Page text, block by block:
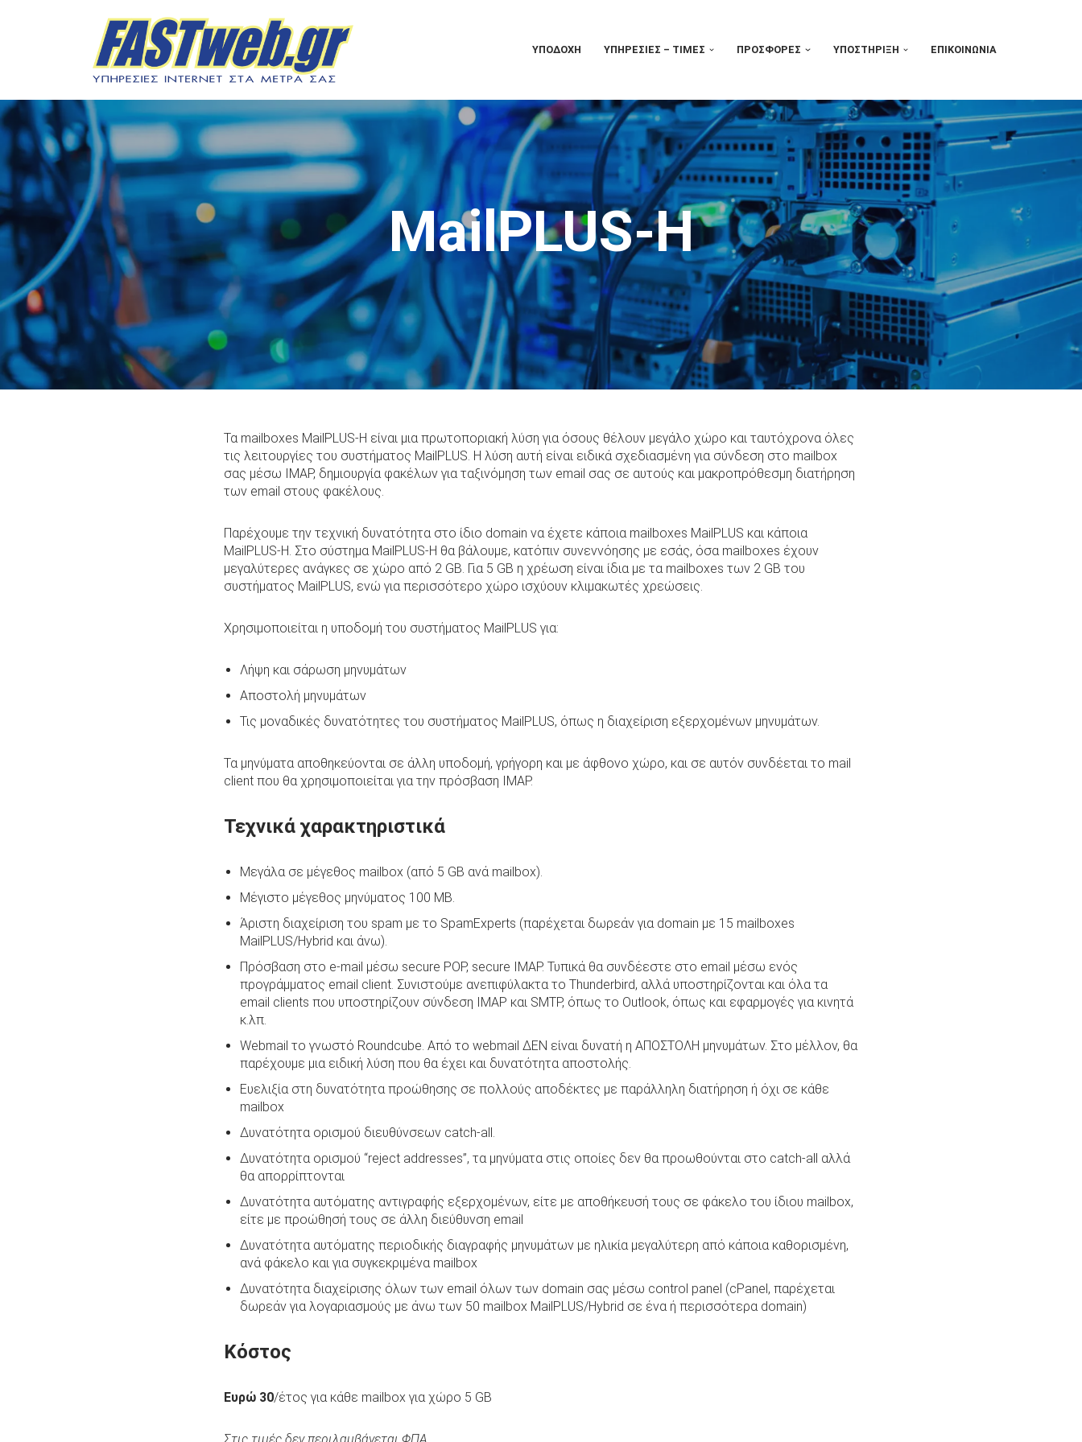
ΥΠΟΔΟΧΉ ΥΠΗΡΕΣΊΕΣ – ΤΙΜΈΣ ΠΡΟΣΦΟΡΈΣ ΥΠΟΣΤΉΡΙΞΗ ΕΠΙΚΟΙΝΩΝΊΑ
MailPLUS-H
Τα mailboxes MailPLUS-H είναι μια πρωτοποριακή λύση για όσους θέλουν μεγάλο χώρο και ταυτόχρονα όλες
τις λειτουργίες του συστήματος MailPLUS. Η λύση αυτή είναι ειδικά σχεδιασμένη για σύνδεση στο mailbox
σας μέσω IMAP, δημιουργία φακέλων για ταξινόμηση των email σας σε αυτούς και μακροπρόθεσμη διατήρηση
των email στους φακέλους.
Παρέχουμε την τεχνική δυνατότητα στο ίδιο domain να έχετε κάποια mailboxes MailPLUS και κάποια
MailPLUS-H. Στο σύστημα MailPLUS-H θα βάλουμε, κατόπιν συνεννόησης με εσάς, όσα mailboxes έχουν
μεγαλύτερες ανάγκες σε χώρο από 2 GB. Για 5 GB η χρέωση είναι ίδια με τα mailboxes των 2 GB του
συστήματος MailPLUS, ενώ για περισσότερο χώρο ισχύουν κλιμακωτές χρεώσεις.
Χρησιμοποιείται η υποδομή του συστήματος MailPLUS για:
Λήψη και σάρωση μηνυμάτων
Αποστολή μηνυμάτων
Τις μοναδικές δυνατότητες του συστήματος MailPLUS, όπως η διαχείριση εξερχομένων μηνυμάτων.
Τα μηνύματα αποθηκεύονται σε άλλη υποδομή, γρήγορη και με άφθονο χώρο, και σε αυτόν συνδέεται το mail
client που θα χρησιμοποιείται για την πρόσβαση IMAP.
Τεχνικά χαρακτηριστικά
Μεγάλα σε μέγεθος mailbox (από 5 GB ανά mailbox).
Μέγιστο μέγεθος μηνύματος 100 ΜΒ.
Άριστη διαχείριση του spam με το SpamExperts (παρέχεται δωρεάν για domain με 15 mailboxes
MailPLUS/Hybrid και άνω).
Πρόσβαση στο e-mail μέσω secure POP, secure IMAP. Τυπικά θα συνδέεστε στο email μέσω ενός
προγράμματος email client. Συνιστούμε ανεπιφύλακτα το Thunderbird, αλλά υποστηρίζονται και όλα τα
email clients που υποστηρίζουν σύνδεση IMAP και SMTP, όπως το Outlook, όπως και εφαρμογές για κινητά
κ.λπ.
Webmail το γνωστό Roundcube. Από το webmail ΔΕΝ είναι δυνατή η ΑΠΟΣΤΟΛΗ μηνυμάτων. Στο μέλλον, θα
παρέχουμε μια ειδική λύση που θα έχει και δυνατότητα αποστολής.
Ευελιξία στη δυνατότητα προώθησης σε πολλούς αποδέκτες με παράλληλη διατήρηση ή όχι σε κάθε
mailbox
Δυνατότητα ορισμού διευθύνσεων catch-all.
Δυνατότητα ορισμού “reject addresses”, τα μηνύματα στις οποίες δεν θα προωθούνται στο catch-all αλλά
θα απορρίπτονται
Δυνατότητα αυτόματης αντιγραφής εξερχομένων, είτε με αποθήκευσή τους σε φάκελο του ίδιου mailbox,
είτε με προώθησή τους σε άλλη διεύθυνση email
Δυνατότητα αυτόματης περιοδικής διαγραφής μηνυμάτων με ηλικία μεγαλύτερη από κάποια καθορισμένη,
ανά φάκελο και για συγκεκριμένα mailbox
Δυνατότητα διαχείρισης όλων των email όλων των domain σας μέσω control panel (cPanel, παρέχεται
δωρεάν για λογαριασμούς με άνω των 50 mailbox MailPLUS/Hybrid σε ένα ή περισσότερα domain)
Κόστος
Ευρώ 30/έτος για κάθε mailbox για χώρο 5 GB